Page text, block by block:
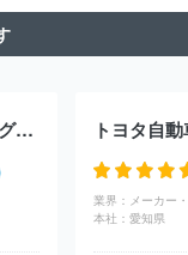
株式会社ＣＳ－Ｃ
クフィールド
ググループ
株式会
メディカルグループ株
リオ・ホールディン
ープ
トープレジャーグルー
サントリーホールディングス株式会社 トヨタ自
業界： メーカー
本社： 愛知県